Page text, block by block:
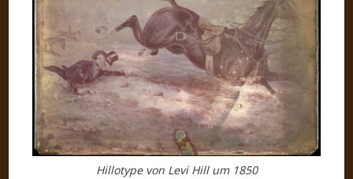
Hillotype von Levi Hill um 1850